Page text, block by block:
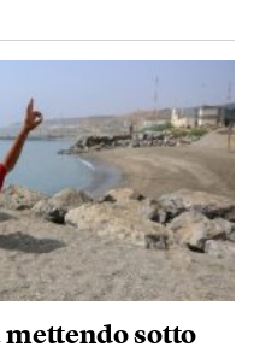
mettendo sotto